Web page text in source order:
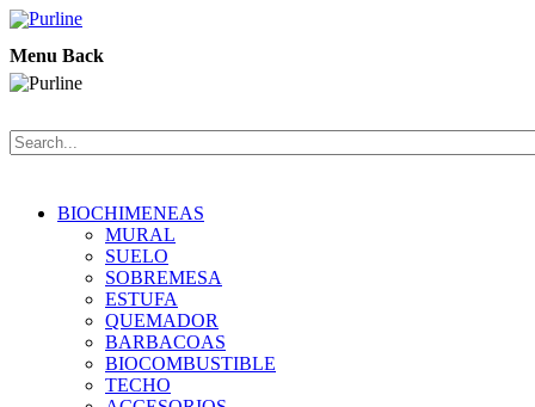
Menu Back
BIOCHIMENEAS
MURAL
SUELO
SOBREMESA
ESTUFA
QUEMADOR
BARBACOAS
BIOCOMBUSTIBLE
TECHO